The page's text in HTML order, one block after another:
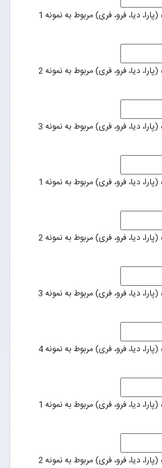
دیا، فرو، فری) مربوط به نمونه 1
دیا، فرو، فری) مربوط به نمونه 2
دیا، فرو، فری) مربوط به نمونه 3
دیا، فرو، فری) مربوط به نمونه 1
دیا، فرو، فری) مربوط به نمونه 2
دیا، فرو، فری) مربوط به نمونه 3
دیا، فرو، فری) مربوط به نمونه 4
دیا، فرو، فری) مربوط به نمونه 1
دیا، فرو، فری) مربوط به نمونه 2